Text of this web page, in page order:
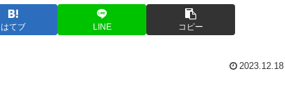
はてブ LINE コピー
2023.12.18